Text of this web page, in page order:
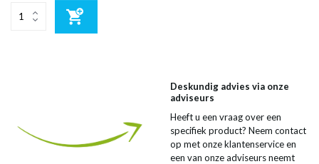
Deskundig advies via onze
adviseurs
Heeft u een vraag over een
specifiek product? Neem contact
op met onze klantenservice en
een van onze adviseurs neemt